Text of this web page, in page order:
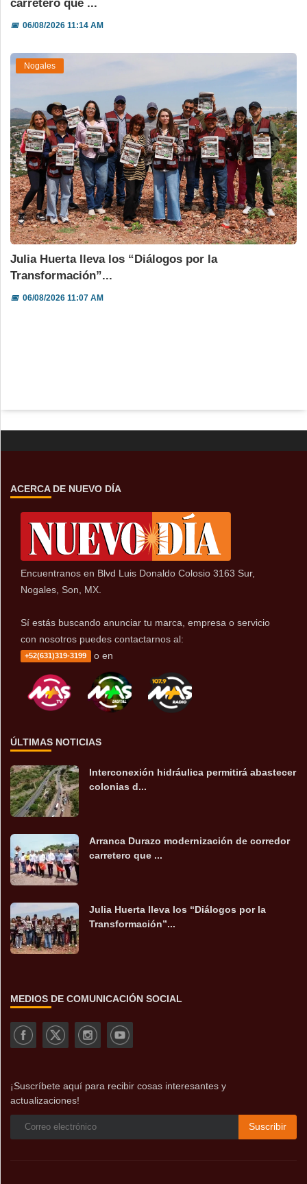
carretero que ...
📅06/08/2026 11:14 AM
Nogales
Julia Huerta lleva los “Diálogos por la
Transformación”...
📅06/08/2026 11:07 AM
ACERCA DE NUEVO DÍA
Encuentranos en Blvd Luis Donaldo Colosio 3163 Sur,
Nogales, Son, MX.
Sí estás buscando anunciar tu marca, empresa o servicio
con nosotros puedes contactarnos al:
+52(631)319-3199 o en
ÚLTIMAS NOTICIAS
Interconexión hidráulica permitirá abastecer
colonias d...
Arranca Durazo modernización de corredor
carretero que ...
Julia Huerta lleva los “Diálogos por la
Transformación”...
MEDIOS DE COMUNICACIÓN SOCIAL
¡Suscríbete aquí para recibir cosas interesantes y
actualizaciones!
Suscribir